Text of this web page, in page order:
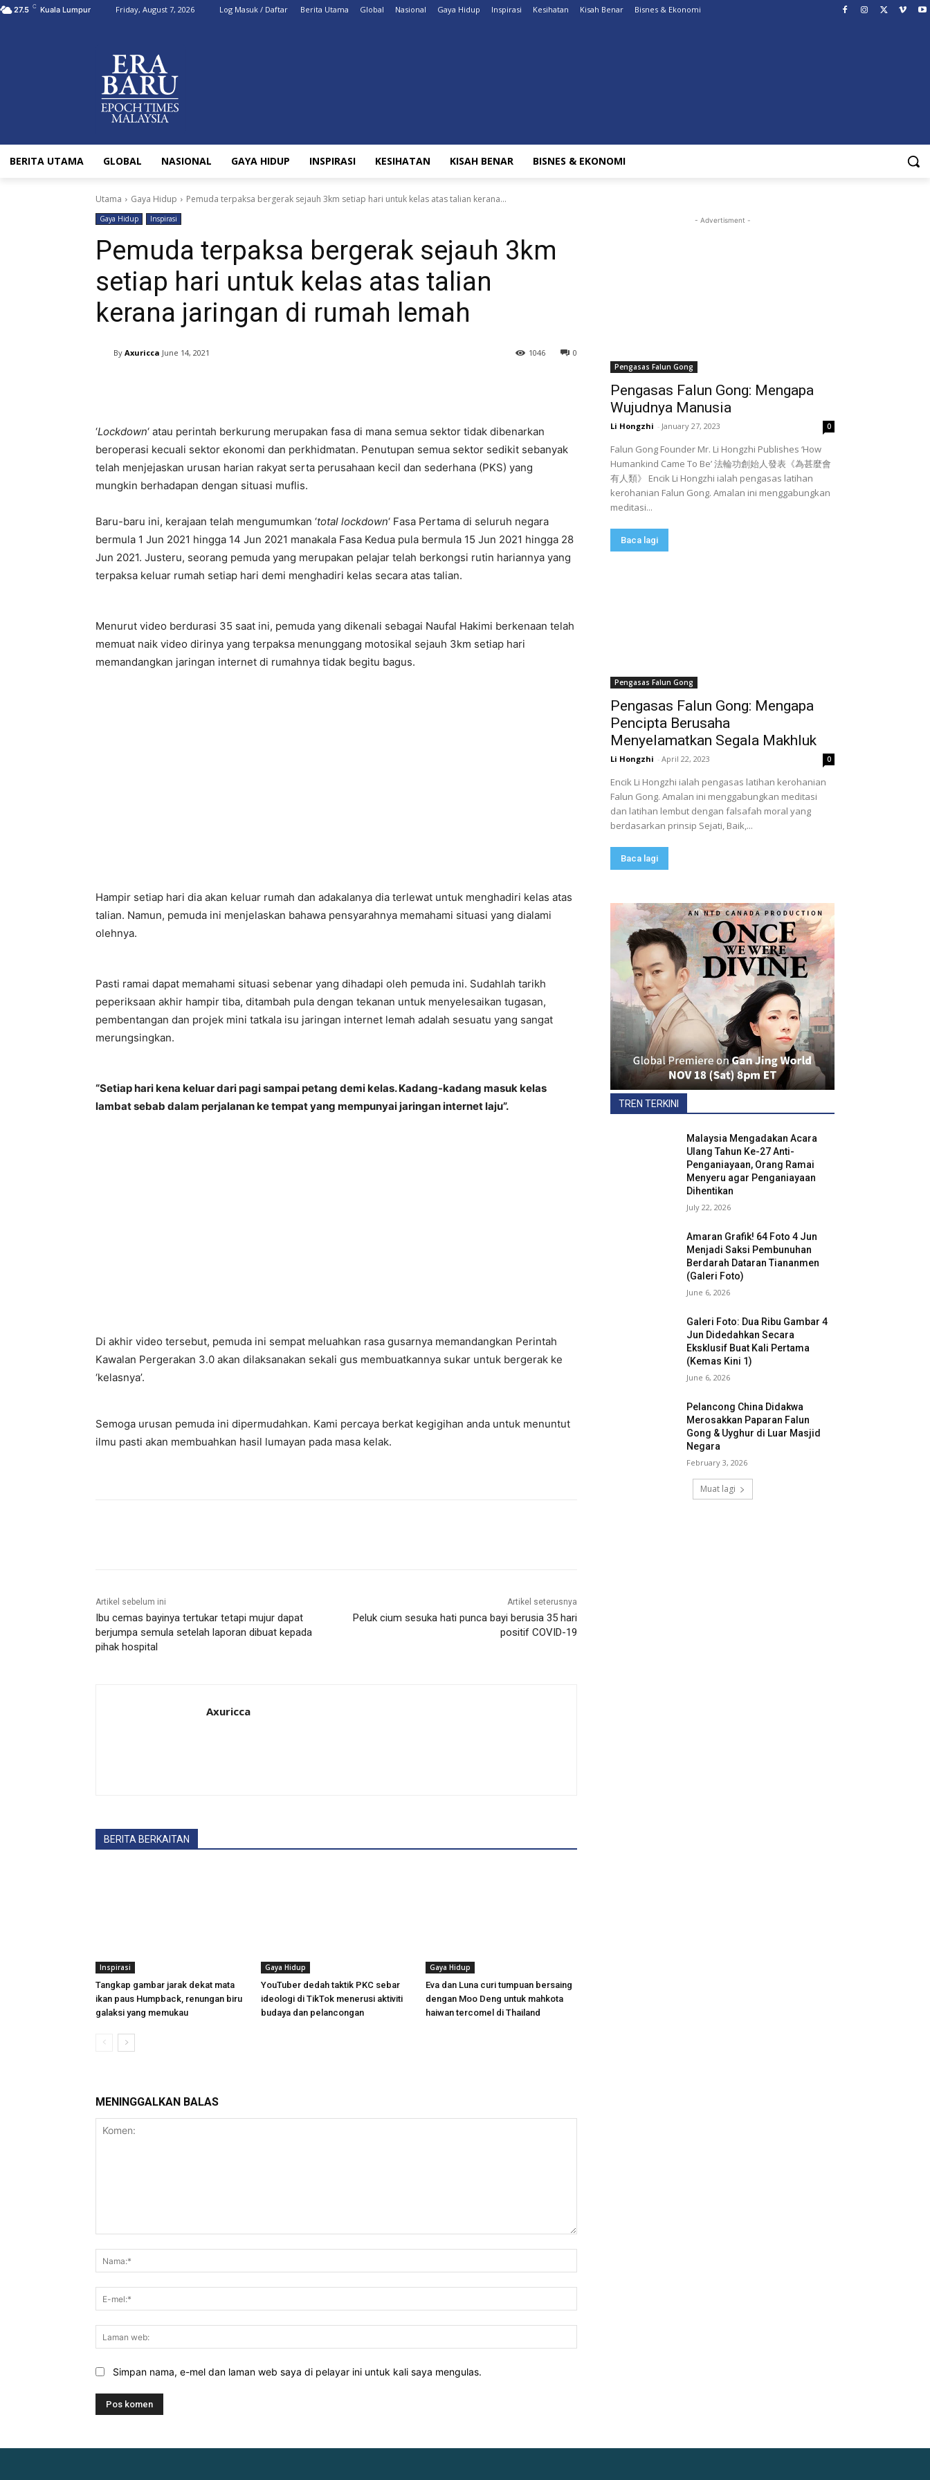
27.5 C Kuala Lumpur Friday, August 7, 2026 Log Masuk / Daftar Berita Utama Global Nasional Gaya Hidup Inspirasi Kesihatan Kisah Benar Bisnes & Ekonomi
BERITA UTAMA GLOBAL NASIONAL GAYA HIDUP INSPIRASI KESIHATAN KISAH BENAR BISNES & EKONOMI
Utama Gaya Hidup Pemuda terpaksa bergerak sejauh 3km setiap hari untuk kelas atas talian kerana...
Gaya Hidup Inspirasi
Pemuda terpaksa bergerak sejauh 3km
setiap hari untuk kelas atas talian
kerana jaringan di rumah lemah
By Axuricca June 14, 2021 0
1046
‘Lockdown‘ atau perintah berkurung merupakan fasa di mana semua sektor tidak dibenarkan
beroperasi kecuali sektor ekonomi dan perkhidmatan. Penutupan semua sektor sedikit sebanyak
telah menjejaskan urusan harian rakyat serta perusahaan kecil dan sederhana (PKS) yang
mungkin berhadapan dengan situasi muflis.
Baru-baru ini, kerajaan telah mengumumkan ‘total lockdown‘ Fasa Pertama di seluruh negara
bermula 1 Jun 2021 hingga 14 Jun 2021 manakala Fasa Kedua pula bermula 15 Jun 2021 hingga 28
Jun 2021. Justeru, seorang pemuda yang merupakan pelajar telah berkongsi rutin hariannya yang
terpaksa keluar rumah setiap hari demi menghadiri kelas secara atas talian.
Menurut video berdurasi 35 saat ini, pemuda yang dikenali sebagai Naufal Hakimi berkenaan telah
memuat naik video dirinya yang terpaksa menunggang motosikal sejauh 3km setiap hari
memandangkan jaringan internet di rumahnya tidak begitu bagus.
Hampir setiap hari dia akan keluar rumah dan adakalanya dia terlewat untuk menghadiri kelas atas
talian. Namun, pemuda ini menjelaskan bahawa pensyarahnya memahami situasi yang dialami
olehnya.
Pasti ramai dapat memahami situasi sebenar yang dihadapi oleh pemuda ini. Sudahlah tarikh
peperiksaan akhir hampir tiba, ditambah pula dengan tekanan untuk menyelesaikan tugasan,
pembentangan dan projek mini tatkala isu jaringan internet lemah adalah sesuatu yang sangat
merungsingkan.
“Setiap hari kena keluar dari pagi sampai petang demi kelas. Kadang-kadang masuk kelas
lambat sebab dalam perjalanan ke tempat yang mempunyai jaringan internet laju”.
Di akhir video tersebut, pemuda ini sempat meluahkan rasa gusarnya memandangkan Perintah
Kawalan Pergerakan 3.0 akan dilaksanakan sekali gus membuatkannya sukar untuk bergerak ke
‘kelasnya’.
Semoga urusan pemuda ini dipermudahkan. Kami percaya berkat kegigihan anda untuk menuntut
ilmu pasti akan membuahkan hasil lumayan pada masa kelak.
Artikel sebelum ini
Ibu cemas bayinya tertukar tetapi mujur dapat
berjumpa semula setelah laporan dibuat kepada
pihak hospital
Artikel seterusnya
Peluk cium sesuka hati punca bayi berusia 35 hari
positif COVID-19
Axuricca
BERITA BERKAITAN
Inspirasi
Tangkap gambar jarak dekat mata
ikan paus Humpback, renungan biru
galaksi yang memukau
Gaya Hidup
YouTuber dedah taktik PKC sebar
ideologi di TikTok menerusi aktiviti
budaya dan pelancongan
Gaya Hidup
Eva dan Luna curi tumpuan bersaing
dengan Moo Deng untuk mahkota
haiwan tercomel di Thailand
MENINGGALKAN BALAS
mel:*
web:
Simpan nama, e-mel dan laman web saya di pelayar ini untuk kali saya mengulas.
- Advertisment -
Pengasas Falun Gong
Pengasas Falun Gong: Mengapa
Wujudnya Manusia
Li Hongzhi - January 27, 2023 0
Falun Gong Founder Mr. Li Hongzhi Publishes ‘How
Humankind Came To Be’ 法輪功創始人發表《為甚麼會
有人類》 Encik Li Hongzhi ialah pengasas latihan
kerohanian Falun Gong. Amalan ini menggabungkan
meditasi...
Baca lagi
Pengasas Falun Gong
Pengasas Falun Gong: Mengapa
Pencipta Berusaha
Menyelamatkan Segala Makhluk
Li Hongzhi - April 22, 2023 0
Encik Li Hongzhi ialah pengasas latihan kerohanian
Falun Gong. Amalan ini menggabungkan meditasi
dan latihan lembut dengan falsafah moral yang
berdasarkan prinsip Sejati, Baik,...
Baca lagi
TREN TERKINI
Malaysia Mengadakan Acara
Ulang Tahun Ke-27 Anti-
Penganiayaan, Orang Ramai
Menyeru agar Penganiayaan
Dihentikan
July 22, 2026
Amaran Grafik! 64 Foto 4 Jun
Menjadi Saksi Pembunuhan
Berdarah Dataran Tiananmen
(Galeri Foto)
June 6, 2026
Galeri Foto: Dua Ribu Gambar 4
Jun Didedahkan Secara
Eksklusif Buat Kali Pertama
(Kemas Kini 1)
June 6, 2026
Pelancong China Didakwa
Merosakkan Paparan Falun
Gong & Uyghur di Luar Masjid
Negara
February 3, 2026
Muat lagi